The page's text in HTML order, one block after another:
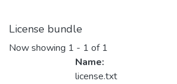
License bundle
Now showing 1 - 1 of 1
Name:
license.txt